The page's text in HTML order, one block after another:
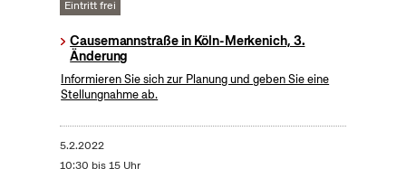
Eintritt frei
Causemannstraße in Köln-Merkenich, 3.
Änderung
Informieren Sie sich zur Planung und geben Sie eine
Stellungnahme ab.
5.2.2022
10:30 bis 15 Uhr